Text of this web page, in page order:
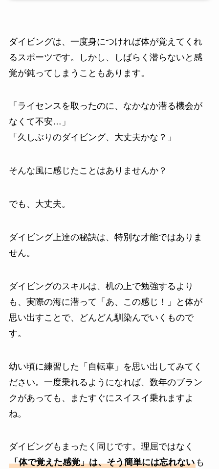
ダイビングは、一度身につければ体が覚えてくれ
るスポーツです。しかし、しばらく潜らないと感
覚が鈍ってしまうこともあります。
「ライセンスを取ったのに、なかなか潜る機会が
なくて不安…」
「久しぶりのダイビング、大丈夫かな？」
そんな風に感じたことはありませんか？
でも、大丈夫。
ダイビング上達の秘訣は、特別な才能ではありま
せん。
ダイビングのスキルは、机の上で勉強するより
も、実際の海に潜って「あ、この感じ！」と体が
思い出すことで、どんどん馴染んでいくもので
す。
幼い頃に練習した「自転車」を思い出してみてく
ださい。一度乗れるようになれば、数年のブラン
クがあっても、またすぐにスイスイ乗れますよ
ね。
ダイビングもまったく同じです。理屈ではなく
「体で覚えた感覚」は、そう簡単には忘れないも